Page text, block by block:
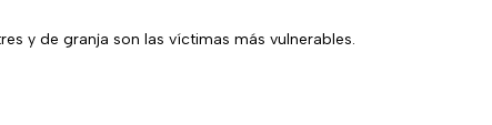
y de granja son las víctimas más vulnerables.